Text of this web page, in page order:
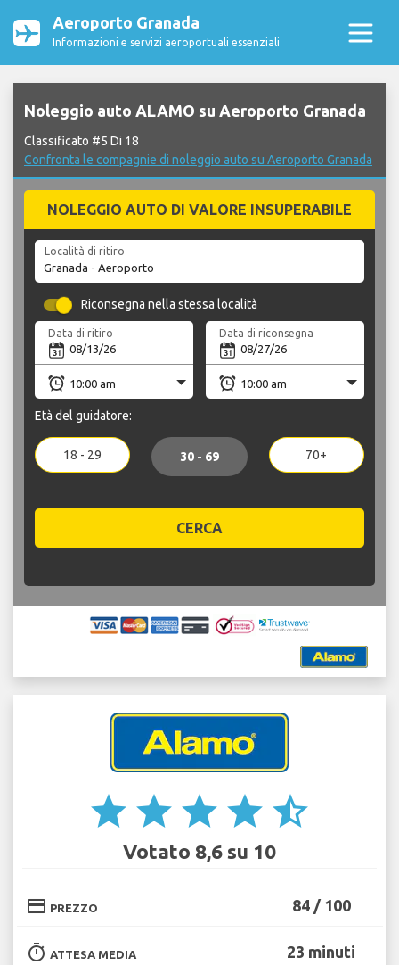
Aeroporto Granada
Informazioni e servizi aeroportuali essenziali
Noleggio auto ALAMO su Aeroporto Granada
Classificato #5 Di 18
Confronta le compagnie di noleggio auto su Aeroporto Granada
NOLEGGIO AUTO DI VALORE INSUPERABILE
Località di ritiro
Riconsegna nella stessa località
Data di ritiro Data di riconsegna
Età del guidatore:
18 - 29 30 - 69 70+
CERCA
star star star star star_half
Votato 8,6 su 10
credit_card PREZZO 84 / 100
timer ATTESA MEDIA 23 minuti